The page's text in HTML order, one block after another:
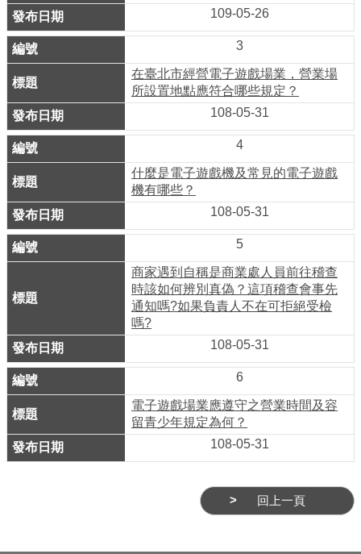
公
司
商
業
登
記
服
商
業
理
業
發
展
與
輔
導
109-05-26
3
在臺北市經營電子遊戲場業，營業場
所設置地點應符合哪些規定？
108-05-31
4
什麼是電子遊戲機及常見的電子遊戲
機有哪些？
108-05-31
5
商家遇到自稱是商業處人員前往稽查
時該如何辨別真偽？這項稽查會事先
通知嗎?如果負責人不在可拒絕受檢
嗎?
108-05-31
6
電子遊戲場業應遵守之營業時間及容
留青少年規定為何？
108-05-31
回上一頁